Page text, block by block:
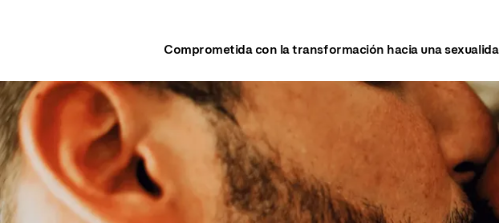
Comprometida con la transformación hacia una